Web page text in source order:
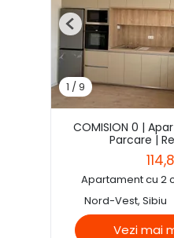
1 /9
Previous
COMISION 0 |
Parcare |
Apartament cu 2
Nord-Vest, Sibiu
Vezi mai